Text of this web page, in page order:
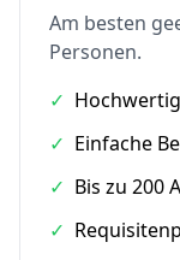
Am besten
Personen.
✓
✓ Einfache
✓ Bis zu 200
✓